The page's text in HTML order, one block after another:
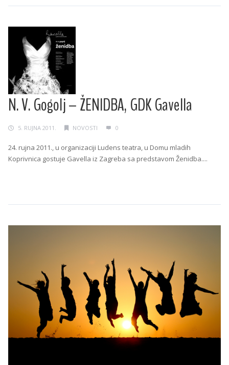
N. V. Gogolj – ŽENIDBA, GDK Gavella
5. RUJNA 2011. NOVOSTI 0
24. rujna 2011., u organizaciji Ludens teatra, u Domu mladih
Koprivnica gostuje Gavella iz Zagreba sa predstavom Ženidba....